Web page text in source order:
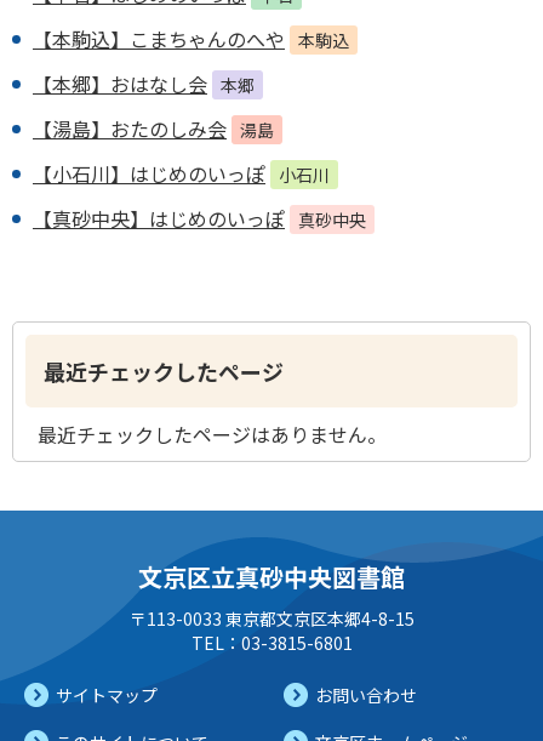
【本駒込】こまちゃんのへや 本駒込
【本郷】おはなし会 本郷
【湯島】おたのしみ会 湯島
【小石川】はじめのいっぽ 小石川
【真砂中央】はじめのいっぽ 真砂中央
最近チェックしたページ
最近チェックしたページはありません。
文京区立真砂中央図書館
〒113-0033 東京都文京区本郷4-8-15
TEL：03-3815-6801
サイトマップ
お問い合わせ